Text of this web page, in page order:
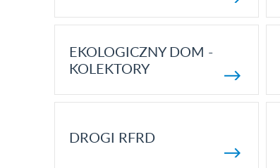
EKOLOGICZNY DOM -
KOLEKTORY
DROGI RFRD